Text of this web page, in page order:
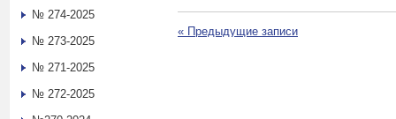
« Предыдущие записи
№ 274-2025
№ 273-2025
№ 271-2025
№ 272-2025